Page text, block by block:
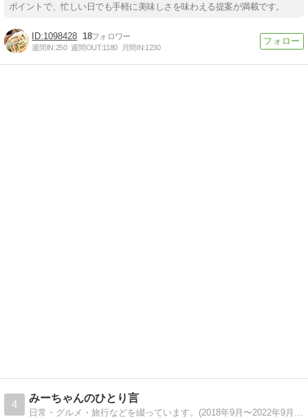
ポイントで、忙しい日でも手軽に美味しさを味わえる提案が満載です。
1098428 18
週間IN:250 週間OUT:1180 月間IN:1230
4
みーちゃんのひとり言
日常・グルメ・旅行などを綴っています。(2018年9月〜2022年9月 アメリカ・テネシー州駐在時の生活を記しています。)